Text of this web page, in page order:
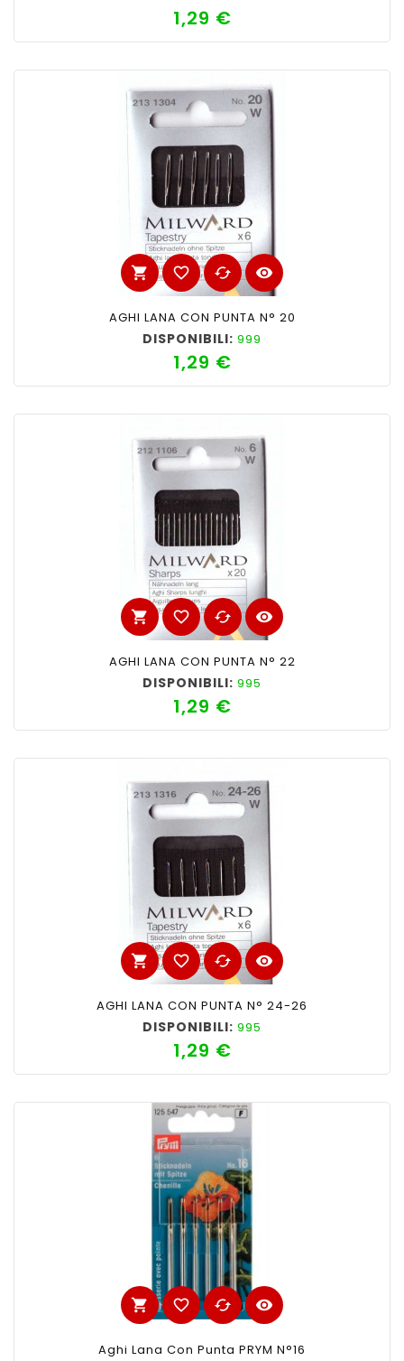
1,29 €Prezzo
shopping_cart favorite_border cached visibility
AGHI LANA CON PUNTA N° 20
DISPONIBILI: 999
1,29 €Prezzo
shopping_cart favorite_border cached visibility
AGHI LANA CON PUNTA N° 22
DISPONIBILI: 995
1,29 €Prezzo
shopping_cart favorite_border cached visibility
AGHI LANA CON PUNTA N° 24-26
DISPONIBILI: 995
1,29 €Prezzo
shopping_cart favorite_border cached visibility
Aghi Lana Con Punta PRYM N°16